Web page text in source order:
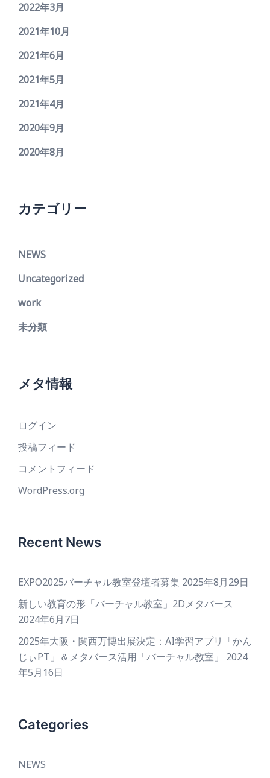
2022年3月
2021年10月
2021年6月
2021年5月
2021年4月
2020年9月
2020年8月
カテゴリー
NEWS
Uncategorized
work
未分類
メタ情報
ログイン
投稿フィード
コメントフィード
WordPress.org
Recent News
EXPO2025バーチャル教室登壇者募集 2025年8月29日
新しい教育の形「バーチャル教室」2Dメタバース
2024年6月7日
2025年大阪・関西万博出展決定：AI学習アプリ「かん
じぃPT」＆メタバース活用「バーチャル教室」
2024
年5月16日
Categories
NEWS